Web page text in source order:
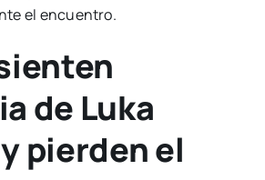
el encuentro.
de Luka
pierden el